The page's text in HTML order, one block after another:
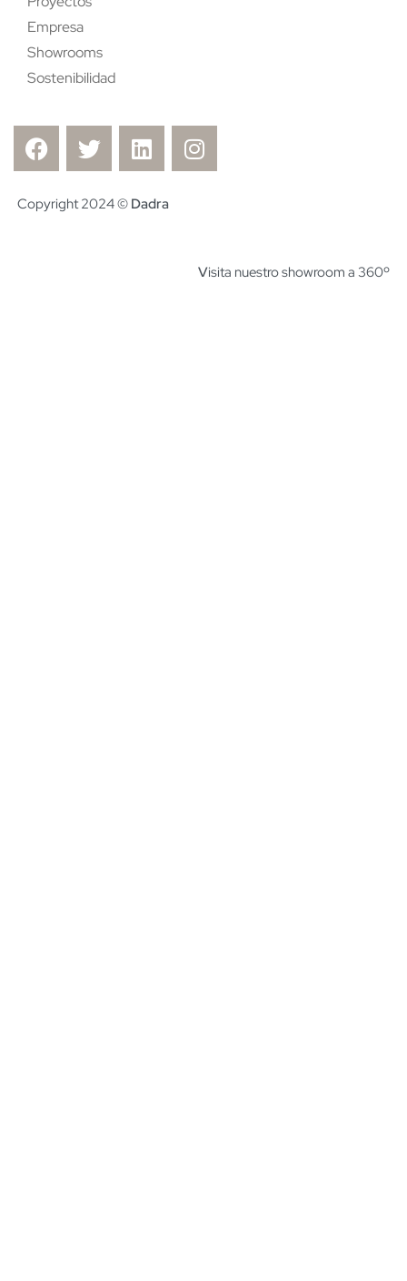
Empresa
Showrooms
Sostenibilidad
Copyright 2024 © Dadra
Visita nuestro showroom a 360º